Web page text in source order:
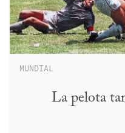
MUNDIAL
La pelota